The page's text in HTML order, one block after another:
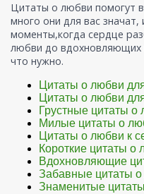
Цитаты о любви помогут
много они для вас
моменты,когда сердце
любви до вдохновляющих
что нужно.
Цитаты о любви
Цитаты о любви
Грустные цитаты о
Милые цитаты о
Цитаты о любви к
Короткие цитаты о
Вдохновляющие
Забавные цитаты
Знаменитые